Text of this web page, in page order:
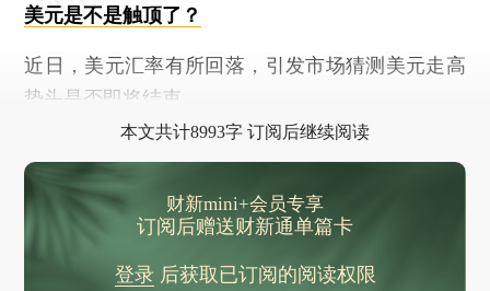
美元是不是触顶了？
近日，美元汇率有所回落，引发市场猜测美元走高
势头是否即将结束。
本文共计8993字 订阅后继续阅读
财新mini+会员专享
订阅后赠送财新通单篇卡
登录后获取已订阅的阅读权限